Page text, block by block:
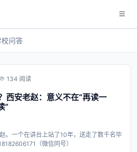
问答
134 阅读
西安老赵：意义不在“再读一
”
。一个在讲台上站了10年，送走了数千名毕
（微信同号）